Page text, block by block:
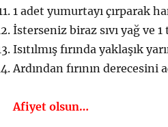
1 adet yumurtayı çırparak
İsterseniz biraz sıvı yağ ve
Isıtılmış fırında yaklaşık
Ardından fırının
Afiyet olsun…